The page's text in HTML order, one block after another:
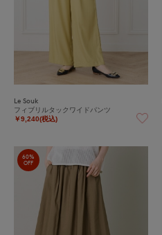
Le Souk
フィブリルタックワイドパンツ
￥9,240(税込)
60%
OFF